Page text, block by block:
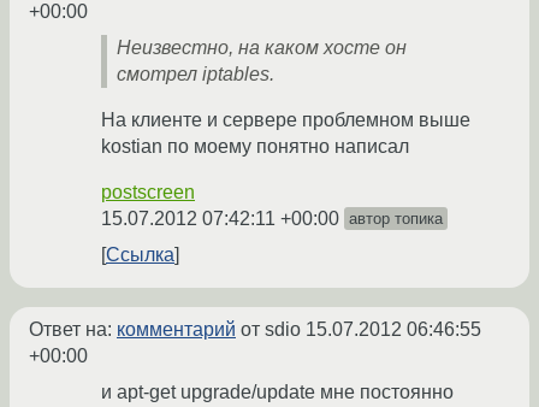
+00:00
Неизвестно, на каком хосте он
смотрел iptables.
На клиенте и сервере проблемном выше
kostian по моему понятно написал
postscreen
15.07.2012 07:42:11 +00:00 автор топика
Ссылка
Ответ на: комментарий от sdio 15.07.2012 06:46:55
+00:00
и apt-get upgrade/update мне постоянно